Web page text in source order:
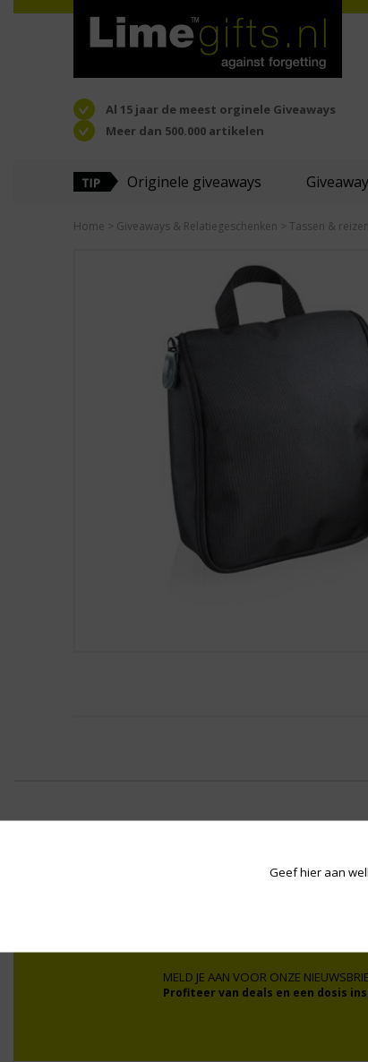
Al 15 jaar de meest orginele Giveaways
Meer dan 500.000 artikelen
Originele giveaways
Home > Giveaways & Relatiegeschenken > Tassen & reizen
MELD JE AAN VOOR ONZE
Profiteer van deals en een dosis
Geef hier aan